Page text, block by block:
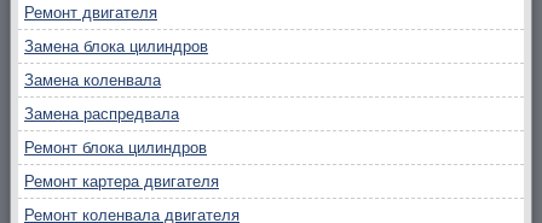
Ремонт двигателя
Замена блока цилиндров
Замена коленвала
Замена распредвала
Ремонт блока цилиндров
Ремонт картера двигателя
Ремонт коленвала двигателя